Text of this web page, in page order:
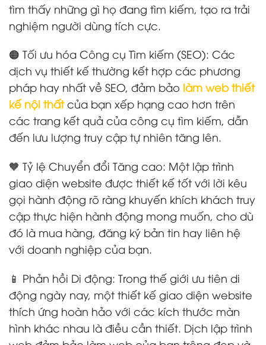
tìm thấy những gì họ đang tìm kiếm, tạo ra trải
nghiệm người dùng tích cực.
🟠 Tối ưu hóa Công cụ Tìm kiếm (SEO): Các
dịch vụ thiết kế thường kết hợp các phương
pháp hay nhất về SEO, đảm bảo làm web thiết
kế nội thấtcủa bạn xếp hạng cao hơn trên
các trang kết quả của công cụ tìm kiếm, dẫn
đến lưu lượng truy cập tự nhiên tăng lên.
🧡 Tỷ lệ Chuyển đổi Tăng cao: Một lập trình
giao diện website được thiết kế tốt với lời kêu
gọi hành động rõ ràng khuyến khích khách truy
cập thực hiện hành động mong muốn, cho dù
đó là mua hàng, đăng ký bản tin hay liên hệ
với doanh nghiệp của bạn.
📱 Phản hồi Di động: Trong thế giới ưu tiên di
động ngày nay, một thiết kế giao diện website
thích ứng hoàn hảo với các kích thước màn
hình khác nhau là điều cần thiết. Dịch lập trình